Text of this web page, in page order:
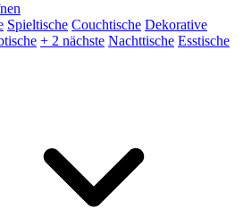
Spieltische Couchtische Dekorative
+ 2 nächste Nachttische Esstische